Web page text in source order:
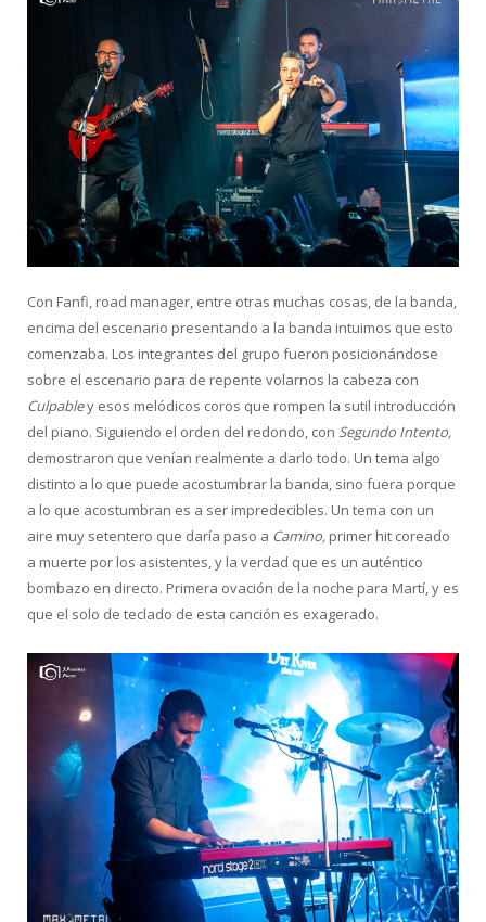
Con Fanfi, road manager, entre otras muchas cosas, de la banda,
encima del escenario presentando a la banda intuimos que esto
comenzaba. Los integrantes del grupo fueron posicionándose
sobre el escenario para de repente volarnos la cabeza con
Culpabley esos melódicos coros que rompen la sutil introducción
del piano. Siguiendo el orden del redondo, con Segundo Intento,
demostraron que venían realmente a darlo todo. Un tema algo
distinto a lo que puede acostumbrar la banda, sino fuera porque
a lo que acostumbran es a ser impredecibles. Un tema con un
aire muy setentero que daría paso a Camino, primer hit coreado
a muerte por los asistentes, y la verdad que es un auténtico
bombazo en directo. Primera ovación de la noche para Martí, y es
que el solo de teclado de esta canción es exagerado.